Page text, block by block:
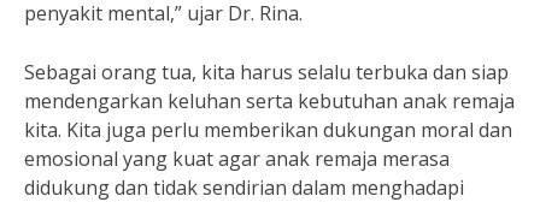
penyakit mental,” ujar Dr. Rina.
Sebagai orang tua, kita harus selalu terbuka dan siap
mendengarkan keluhan serta kebutuhan anak remaja
kita. Kita juga perlu memberikan dukungan moral dan
emosional yang kuat agar anak remaja merasa
didukung dan tidak sendirian dalam menghadapi